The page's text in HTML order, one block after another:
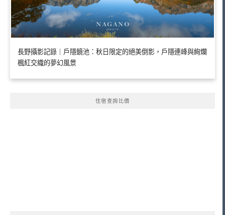
長野攝影記錄｜戶隱鏡池：秋日限定的絕美倒影，戶隱連峰與絢爛
楓紅交織的夢幻風景
住宿查詢比價